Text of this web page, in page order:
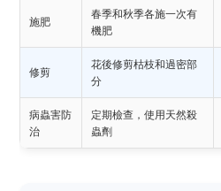
施肥
春季和秋季各施一次有
機肥
修剪
花後修剪枯枝和過密部
分
病蟲害防
治
定期檢查，使用天然殺
蟲劑